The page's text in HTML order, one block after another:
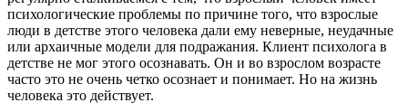
психологические проблемы по причине того, что взрослые
люди в детстве этого человека дали ему неверные, неудачные
или архаичные модели для подражания. Клиент психолога в
детстве не мог этого осознавать. Он и во взрослом возрасте
часто это не очень четко осознает и понимает. Но на жизнь
человека это действует.